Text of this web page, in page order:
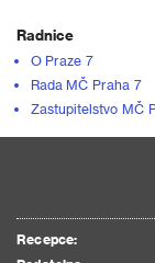
Radnice
O Praze 7
Rada MČ Praha 7
Zastupitelstvo MČ
Recepce: